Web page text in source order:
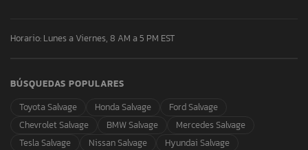
Horario: Lunes a Viernes, 8 AM a 5 PM EST
BÚSQUEDAS POPULARES
Toyota Salvage
Honda Salvage
Ford Salvage
Chevrolet Salvage
BMW Salvage
Mercedes Salvage
Tesla Salvage
Nissan Salvage
Hyundai Salvage